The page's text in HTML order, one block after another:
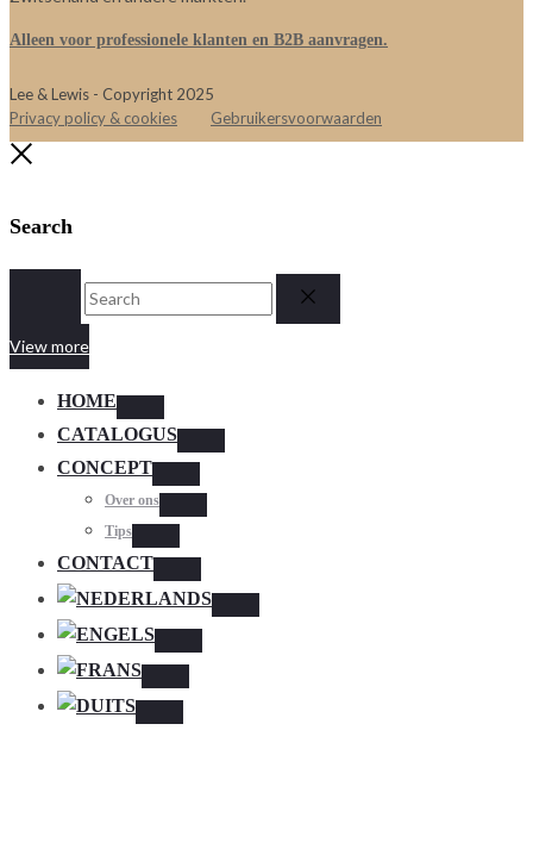
Alleen voor professionele klanten en B2B aanvragen.
Lee & Lewis - Copyright 2025
Privacy policy & cookies
Gebruikersvoorwaarden
Search
Search
Reset
View more
HOME
Toggle
CATALOGUS
Toggle
CONCEPT
Toggle
Over ons
Toggle
Tips
Toggle
CONTACT
Toggle
Toggle
Toggle
Toggle
Toggle